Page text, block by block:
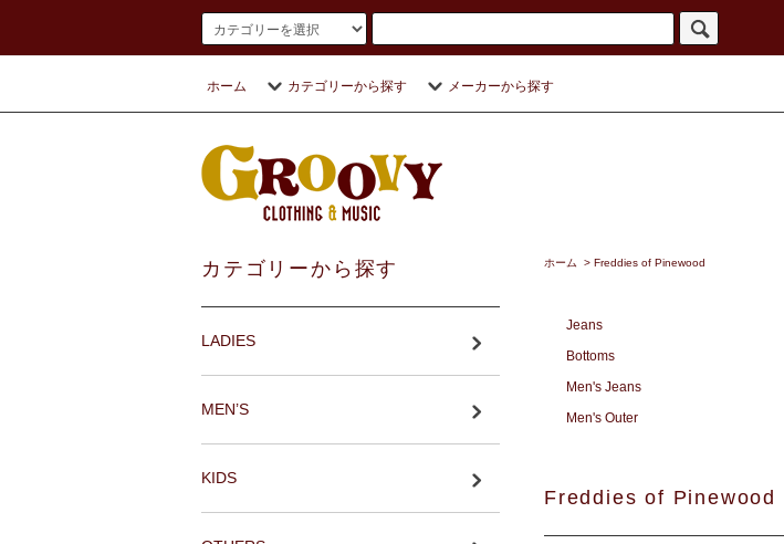
ホーム カテゴリーから探す メーカーから探す
ホーム > Freddies of Pinewood
Jeans
Bottoms
Men's Jeans
Men's Outer
Freddies of Pinewood
カテゴリーから探す
LADIES
MEN’S
KIDS